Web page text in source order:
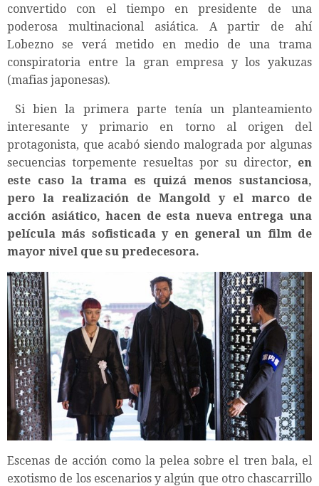
convertido con el tiempo en presidente de una
poderosa multinacional asiática. A partir de ahí
Lobezno se verá metido en medio de una trama
conspiratoria entre la gran empresa y los yakuzas
(mafias japonesas).
Si bien la primera parte tenía un planteamiento
interesante y primario en torno al origen del
protagonista, que acabó siendo malograda por algunas
secuencias torpemente resueltas por su director, en
este caso la trama es quizá menos sustanciosa,
pero la realización de Mangold y el marco de
acción asiático, hacen de esta nueva entrega una
película más sofisticada y en general un film de
mayor nivel que su predecesora.
Escenas de acción como la pelea sobre el tren bala, el
exotismo de los escenarios y algún que otro chascarrillo